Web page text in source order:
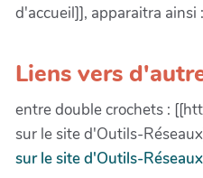
d'accueil]], apparaitra ainsi :
Liens vers
entre double crochets :
sur le site d'Outils-
sur le site d'Outils-Réseaux